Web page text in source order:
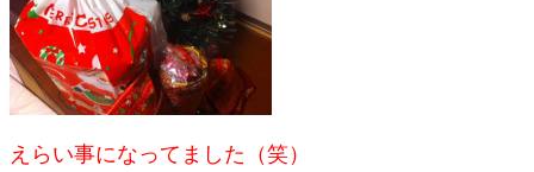
えらい事になってました（笑）